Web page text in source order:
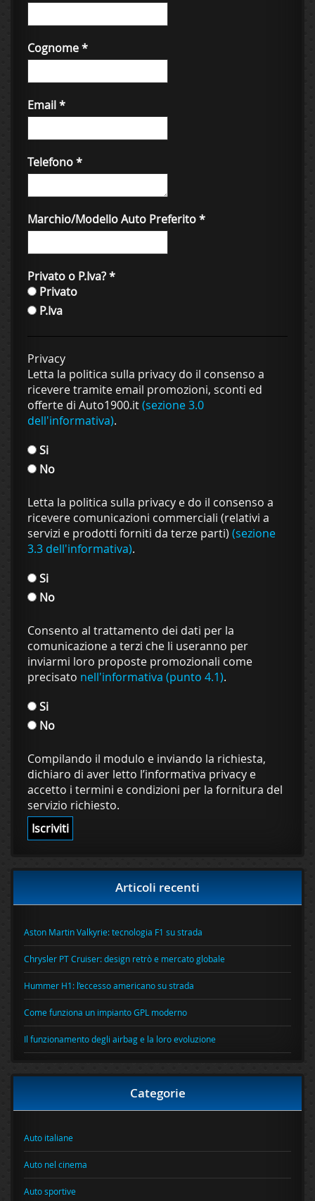
Cognome*
Email*
Telefono*
Marchio/Modello Auto Preferito*
Privato o P.Iva?*
Privato
P.Iva
Privacy
Letta la politica sulla privacy do il consenso a
ricevere tramite email promozioni, sconti ed
offerte di Auto1900.it(sezione 3.0
dell'informativa).
Si
No
Letta la politica sulla privacy e do il consenso a
ricevere comunicazioni commerciali (relativi a
servizi e prodotti forniti da terze parti) (sezione
3.3 dell'informativa).
Si
No
Consento al trattamento dei dati per la
comunicazione a terzi che li useranno per
inviarmi loro proposte promozionali come
precisato nell'informativa (punto 4.1).
Si
No
Compilando il modulo e inviando la richiesta,
dichiaro di aver letto l’informativa privacy e
accetto i termini e condizioni per la fornitura del
servizio richiesto.
Articoli recenti
Aston Martin Valkyrie: tecnologia F1 su strada
Chrysler PT Cruiser: design retrò e mercato globale
Hummer H1: l’eccesso americano su strada
Come funziona un impianto GPL moderno
Il funzionamento degli airbag e la loro evoluzione
Categorie
Auto italiane
Auto nel cinema
Auto sportive